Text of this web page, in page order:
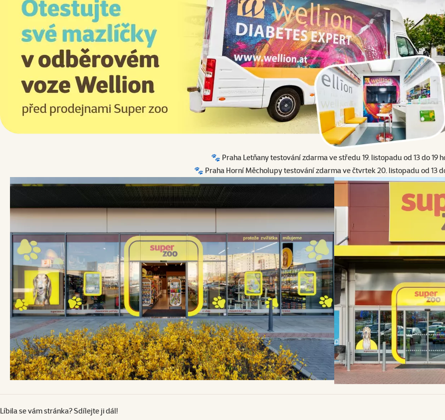
🐾 Praha Letňany testování zdarma ve středu 19. listopadu od 13 do 19
🐾 Praha Horní Měcholupy testování zdarma ve čtvrtek 20. listopadu od 13
Líbila se vám stránka? Sdílejte ji dál!